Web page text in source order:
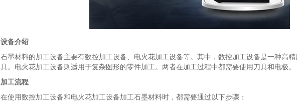
设备介绍
石墨材料的加工设备主要有数控加工设备、电火花加工设备等。其中，数控加工设备是一种高
具。电火花加工设备则适用于复杂图形的零件加工。两者在加工过程中都需要使用刀具和电极。
加工流程
在使用数控加工设备和电火花加工设备加工石墨材料时，都需要通过以下步骤：